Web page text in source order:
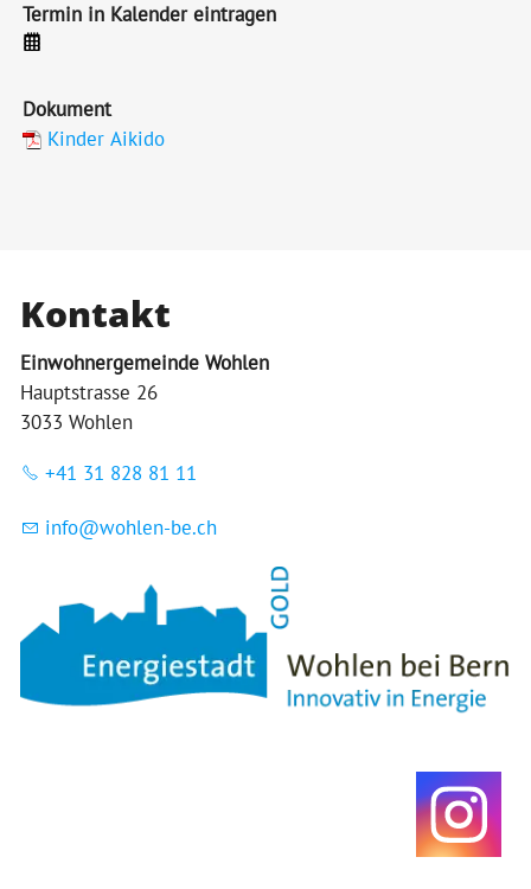
Termin in Kalender eintragen
Dokument
Kinder Aikido
Kontakt
Einwohnergemeinde Wohlen
Hauptstrasse 26
3033 Wohlen
+41 31 828 81 11
nf w hl n-b ch